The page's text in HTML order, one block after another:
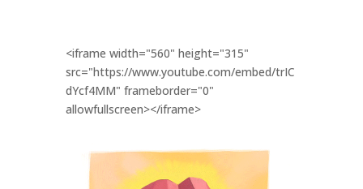
<iframe width="560" height="315"
src="https://www.youtube.com/embed/trIC
dYcf4MM" frameborder="0"
allowfullscreen></iframe>